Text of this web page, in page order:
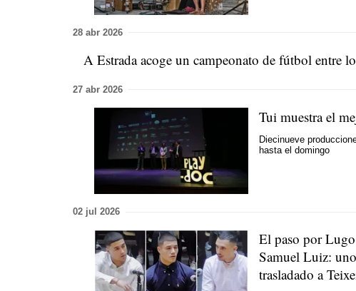
28 abr 2026
A Estrada acoge un campeonato de fútbol entre
27 abr 2026
Tui muestra el
Diecinueve
hasta el domingo
02 jul 2026
El paso por
Samuel Luiz:
trasladado a